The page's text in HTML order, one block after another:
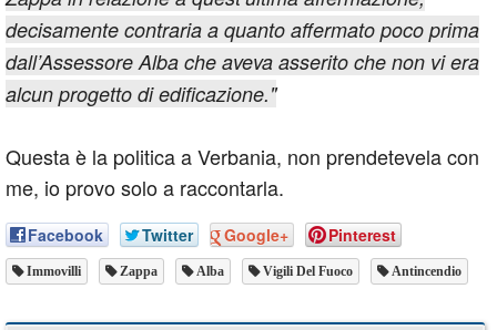
decisamente contraria a quanto affermato poco prima
dall’Assessore Alba che aveva asserito che non vi era
alcun progetto di edificazione."
Questa è la politica a Verbania, non prendetevela con
me, io provo solo a raccontarla.
Facebook Twitter Google+ Pinterest
Immovilli Zappa Alba Vigili Del Fuoco Antincendio